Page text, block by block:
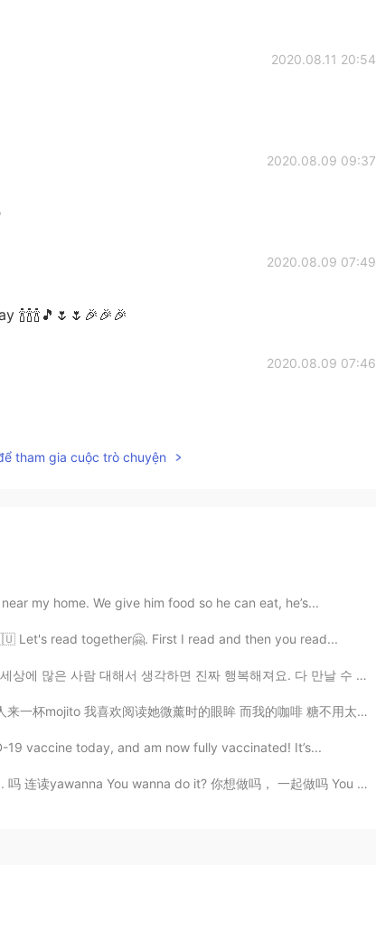
2020.08.11 20:54
2020.08.09 09:37
2020.08.09 07:49
2020.08.09 07:46
tham gia cuộc trò chuyện
my home. We give him food so he can eat, he’s...
read together🤗. First I read and then you read...
하면 진짜 행복해져요. 다 만날 수 있었으면 너무 좋게서요. 어제 저녁은 내 한국 친구를 “H...
薰时的眼眸 而我的咖啡 糖不用太多 这世界已经因为她甜得过头 没有跟她笑容一样浓郁的雪茄 ...
vaccine today, and am now fully vaccinated! It’s...
You wanna do it? 你想做吗， 一起做吗 You wanna go? 你想去吗...